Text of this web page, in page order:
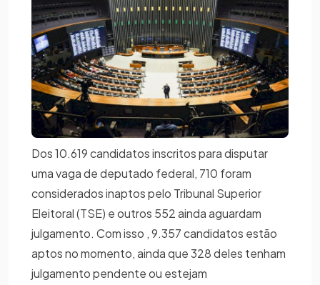
Dos 10.619 candidatos inscritos para disputar
uma vaga de deputado federal, 710 foram
considerados inaptos pelo Tribunal Superior
Eleitoral (TSE) e outros 552 ainda aguardam
julgamento. Com isso , 9.357 candidatos estão
aptos no momento, ainda que 328 deles tenham
julgamento pendente ou estejam